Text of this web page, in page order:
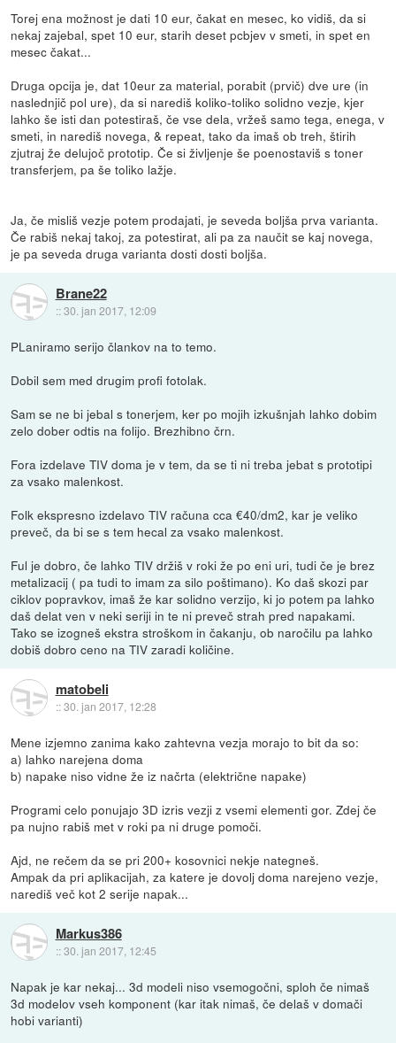
Torej ena možnost je dati 10 eur, čakat en mesec, ko vidiš, da si
nekaj zajebal, spet 10 eur, starih deset pcbjev v smeti, in spet en
mesec čakat...
Druga opcija je, dat 10eur za material, porabit (prvič) dve ure (in
naslednjič pol ure), da si narediš koliko-toliko solidno vezje, kjer
lahko še isti dan potestiraš, če vse dela, vržeš samo tega, enega, v
smeti, in narediš novega, & repeat, tako da imaš ob treh, štirih
zjutraj že delujoč prototip. Če si življenje še poenostaviš s toner
transferjem, pa še toliko lažje.
Ja, če misliš vezje potem prodajati, je seveda boljša prva varianta.
Če rabiš nekaj takoj, za potestirat, ali pa za naučit se kaj novega,
je pa seveda druga varianta dosti dosti boljša.
Brane22
::30. jan 2017, 12:09
PLaniramo serijo člankov na to temo.
Dobil sem med drugim profi fotolak.
Sam se ne bi jebal s tonerjem, ker po mojih izkušnjah lahko dobim
zelo dober odtis na folijo. Brezhibno črn.
Fora izdelave TIV doma je v tem, da se ti ni treba jebat s prototipi
za vsako malenkost.
Folk ekspresno izdelavo TIV računa cca €40/dm2, kar je veliko
preveč, da bi se s tem hecal za vsako malenkost.
Ful je dobro, če lahko TIV držiš v roki že po eni uri, tudi če je brez
metalizacij ( pa tudi to imam za silo poštimano). Ko daš skozi par
ciklov popravkov, imaš že kar solidno verzijo, ki jo potem pa lahko
daš delat ven v neki seriji in te ni preveč strah pred napakami.
Tako se izogneš ekstra stroškom in čakanju, ob naročilu pa lahko
dobiš dobro ceno na TIV zaradi količine.
matobeli
::30. jan 2017, 12:28
Mene izjemno zanima kako zahtevna vezja morajo to bit da so:
a) lahko narejena doma
b) napake niso vidne že iz načrta (električne napake)
Programi celo ponujajo 3D izris vezji z vsemi elementi gor. Zdej če
pa nujno rabiš met v roki pa ni druge pomoči.
Ajd, ne rečem da se pri 200+ kosovnici nekje nategneš.
Ampak da pri aplikacijah, za katere je dovolj doma narejeno vezje,
narediš več kot 2 serije napak...
Markus386
::30. jan 2017, 12:45
Napak je kar nekaj... 3d modeli niso vsemogočni, sploh če nimaš
3d modelov vseh komponent (kar itak nimaš, če delaš v domači
hobi varianti)